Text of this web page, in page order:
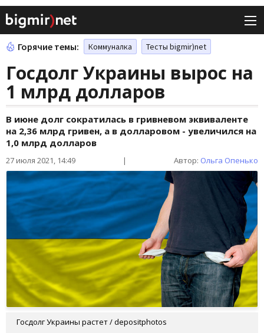
Горячие темы: Коммуналка Тесты bigmir)net
Госдолг Украины вырос на
1 млрд долларов
В июне долг сократилась в гривневом эквиваленте
на 2,36 млрд гривен, а в долларовом - увеличился на
1,0 млрд долларов
27 июля 2021, 14:49 | Автор: Ольга Опенько
Госдолг Украины растет / depositphotos